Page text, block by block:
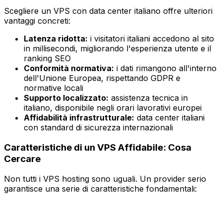
Scegliere un VPS con data center italiano offre ulteriori
vantaggi concreti:
Latenza ridotta: i visitatori italiani accedono al sito
in millisecondi, migliorando l'esperienza utente e il
ranking SEO
Conformità normativa: i dati rimangono all'interno
dell'Unione Europea, rispettando GDPR e
normative locali
Supporto localizzato: assistenza tecnica in
italiano, disponibile negli orari lavorativi europei
Affidabilità infrastrutturale: data center italiani
con standard di sicurezza internazionali
Caratteristiche di un VPS Affidabile: Cosa
Cercare
Non tutti i VPS hosting sono uguali. Un provider serio
garantisce una serie di caratteristiche fondamentali: